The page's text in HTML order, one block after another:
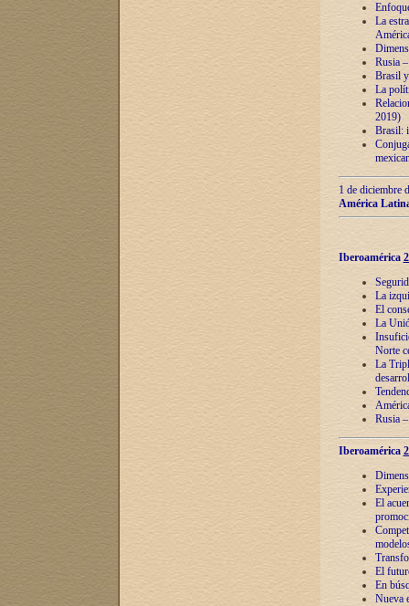
La
Rusia
Brasil
La
2019)
Brasil:
1 de diciembre
América
Iberoamérica
La
El
La
Norte
La
Rusia
Iberoamérica
El
El
En
Nueva